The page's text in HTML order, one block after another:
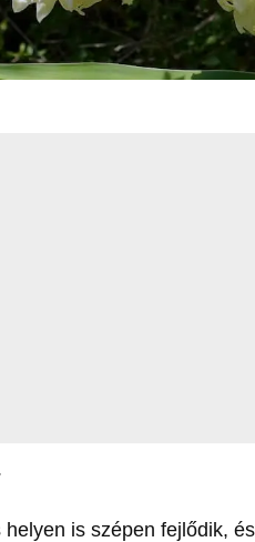
is szépen fejlődik,